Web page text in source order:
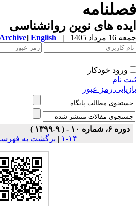
های نوین روانشناسی
مرداد 1405 |
English
[Archive]
ورود خودکار
نام
رمز عبور
دوره ۶، شماره ۱۰ - ( ۹-۱۳۹۹ )
۱۴-۱
| برگشت به